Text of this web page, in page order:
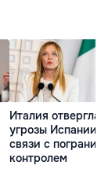
Италия отвергла
угрозы Испании в
связи с
контролем